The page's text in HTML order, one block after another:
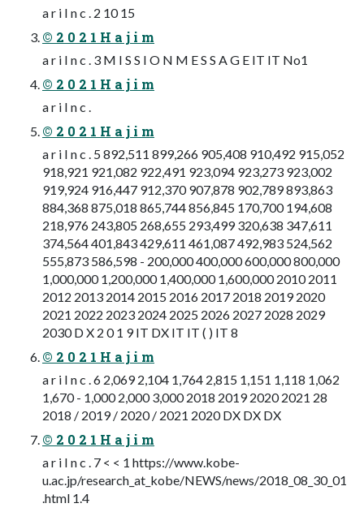
a r i I n c . 2 10 15
© 2 0 2 1 H a j i m
a r i I n c . 3 M I S S I O N M E S S A G E IT IT No1
© 2 0 2 1 H a j i m
a r i I n c .
© 2 0 2 1 H a j i m
a r i I n c . 5 892,511 899,266 905,408 910,492 915,052
918,921 921,082 922,491 923,094 923,273 923,002
919,924 916,447 912,370 907,878 902,789 893,863
884,368 875,018 865,744 856,845 170,700 194,608
218,976 243,805 268,655 293,499 320,638 347,611
374,564 401,843 429,611 461,087 492,983 524,562
555,873 586,598 - 200,000 400,000 600,000 800,000
1,000,000 1,200,000 1,400,000 1,600,000 2010 2011
2012 2013 2014 2015 2016 2017 2018 2019 2020
2021 2022 2023 2024 2025 2026 2027 2028 2029
2030 D X 2 0 1 9 IT DX IT IT ( ) IT 8
© 2 0 2 1 H a j i m
a r i I n c . 6 2,069 2,104 1,764 2,815 1,151 1,118 1,062
1,670 - 1,000 2,000 3,000 2018 2019 2020 2021 28
2018 / 2019 / 2020 / 2021 2020 DX DX DX
© 2 0 2 1 H a j i m
a r i I n c . 7 < < 1 https://www.kobe-
u.ac.jp/research_at_kobe/NEWS/news/2018_08_30_01
.html 1.4